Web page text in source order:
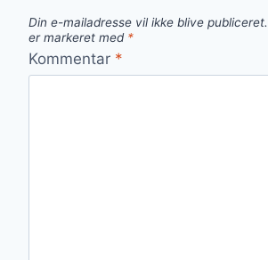
Din e-mailadresse vil ikke blive publiceret.
er markeret med *
Kommentar *